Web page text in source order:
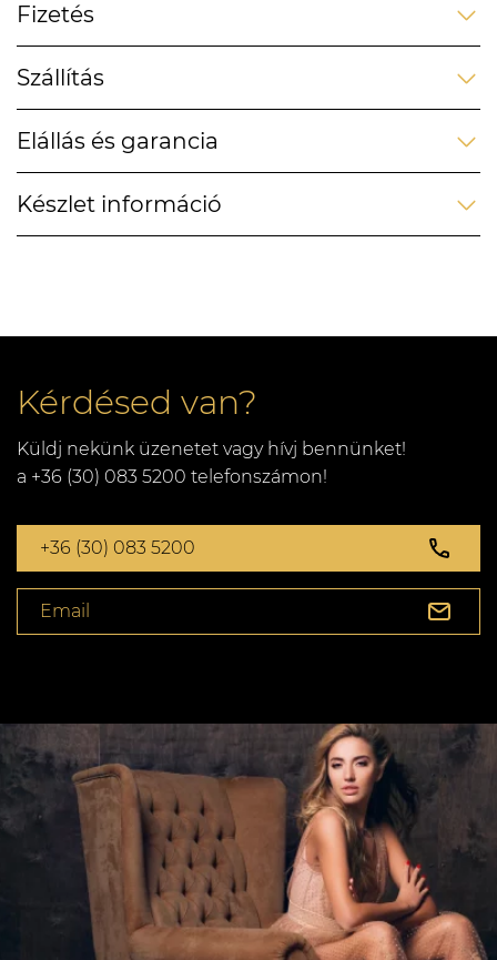
Fizetés
Szállítás
Elállás és garancia
Készlet információ
Kérdésed van?
Küldj nekünk üzenetet vagy hívj bennünket!
a +36 (30) 083 5200 telefonszámon!
+36 (30) 083 5200
Email